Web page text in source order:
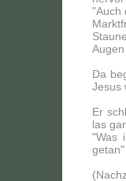
"Auch
Da
Jesus
Er
las
"Was
getan"